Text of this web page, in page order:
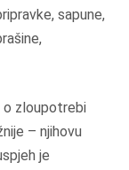
sapune,
o zloupotrebi
– njihovu
je